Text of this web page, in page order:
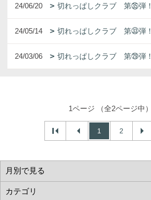
24/06/20 切れっぱしクラブ 第㉟弾！
24/05/14 切れっぱしクラブ 第㉝弾！
24/03/06 切れっぱしクラブ 第㉙弾！
1ページ （全2ページ中）
1 2